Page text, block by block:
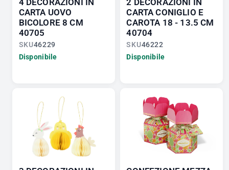
4 DECORAZIONI IN
CARTA UOVO
BICOLORE 8 CM
40705
SKU46229
Disponibile
2 DECORAZIONI IN
CARTA CONIGLIO E
CAROTA 18 - 13.5 CM
40704
SKU46222
Disponibile